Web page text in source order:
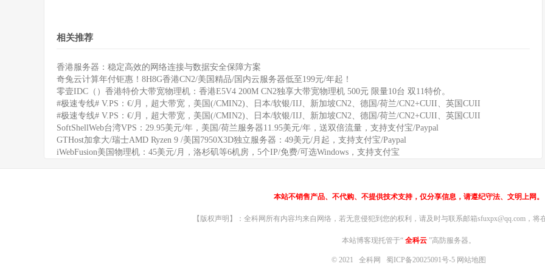
相关推荐
香港服务器：稳定高效的网络连接与数据安全保障方案
奇兔云计算年付钜惠！8H8G香港CN2/美国精品/国内云服务器低至199元/年起！
零壹IDC（）香港特价大带宽物理机：香港E5V4 200M CN2独享大带宽物理机 500元 限量10台 双11特价。
#极速专线# V.PS：€/月，超大带宽，美国(/CMIN2)、日本/软银/IIJ、新加坡CN2、德国/荷兰/CN2+CUII、英国CUII
#极速专线# V.PS：€/月，超大带宽，美国(/CMIN2)、日本/软银/IIJ、新加坡CN2、德国/荷兰/CN2+CUII、英国CUII
SoftShellWeb台湾VPS：29.95美元/年，美国/荷兰服务器11.95美元/年，送双倍流量，支持支付宝/Paypal
GTHost加拿大/瑞士AMD Ryzen 9 /美国7950X3D独立服务器：49美元/月起，支持支付宝/Paypal
iWebFusion美国物理机：45美元/月，洛杉矶等6机房，5个IP/免费/可选Windows，支持支付宝
本站不销售产品、不代购、不提供技术支持，仅分享信息，请遵纪守法、文明上网。
【版权声明】：全科网所有内容均来自网络，若无意侵犯到您的权利，请及时与联系邮箱sfuxpx@qq.com，将
本站博客现托管于“ 全科云 ”高防服务器。
© 2021 全科网 蜀ICP备20025091号-5 网站地图